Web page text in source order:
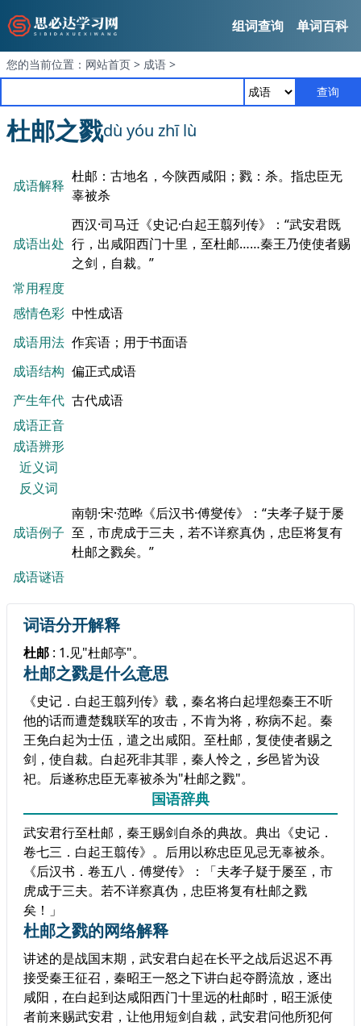
组词查询 单词百科
您的当前位置： 网站首页 > 成语 >
查询
杜邮之戮dù yóu zhī lù
成语解释
杜邮：古地名，今陕西咸阳；戮：杀。指忠臣无
辜被杀
成语出处
西汉·司马迁《史记·白起王翦列传》：“武安君既
行，出咸阳西门十里，至杜邮……秦王乃使使者赐
之剑，自裁。”
常用程度
感情色彩 中性成语
成语用法 作宾语；用于书面语
成语结构 偏正式成语
产生年代 古代成语
成语正音
成语辨形
近义词
反义词
成语例子
南朝·宋·范晔《后汉书·傅燮传》：“夫孝子疑于屡
至，市虎成于三夫，若不详察真伪，忠臣将复有
杜邮之戮矣。”
成语谜语
词语分开解释
杜邮 : 1.见"杜邮亭"。
杜邮之戮是什么意思
《史记．白起王翦列传》载，秦名将白起埋怨秦王不听
他的话而遭楚魏联军的攻击，不肯为将，称病不起。秦
王免白起为士伍，遣之出咸阳。至杜邮，复使使者赐之
剑，使自裁。白起死非其罪，秦人怜之，乡邑皆为设
祀。后遂称忠臣无辜被杀为"杜邮之戮"。
国语辞典
武安君行至杜邮，秦王赐剑自杀的典故。典出《史记．
卷七三．白起王翦传》。后用以称忠臣见忌无辜被杀。
《后汉书．卷五八．傅燮传》：「夫孝子疑于屡至，市
虎成于三夫。若不详察真伪，忠臣将复有杜邮之戮
矣！」
杜邮之戮的网络解释
讲述的是战国末期，武安君白起在长平之战后迟迟不再
接受秦王征召，秦昭王一怒之下讲白起夺爵流放，逐出
咸阳，在白起到达咸阳西门十里远的杜邮时，昭王派使
者前来赐武安君，让他用短剑自裁，武安君问他所犯何